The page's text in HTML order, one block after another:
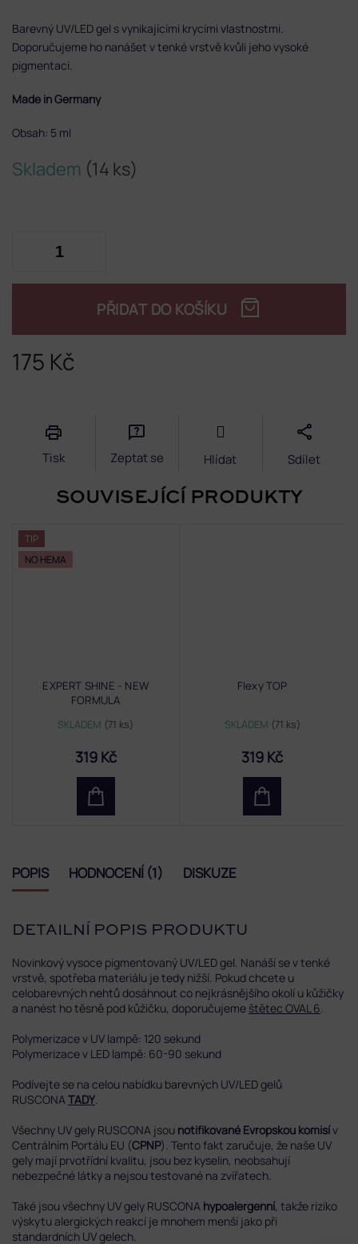
175 Kč
Skladem (14 ks)
PŘIDAT DO KOŠÍKU
Barevný UV/LED gel s vynikajícími krycími vlastnostmi.
Doporučujeme ho nanášet v tenké vrstvě kvůli jeho vysoké
pigmentaci.
Made in Germany
Obsah: 5 ml
Tisk Zeptat se Hlídat Sdílet
SOUVISEJÍCÍ PRODUKTY
TIP
NO HEMA
EXPERT SHINE - NEW
FORMULA
SKLADEM (71 ks)
319 Kč
Flexy TOP
SKLADEM (71 ks)
319 Kč
POPIS HODNOCENÍ (1) DISKUZE
DETAILNÍ POPIS PRODUKTU
Novinkový vysoce pigmentovaný UV/LED gel. Nanáší se v tenké
vrstvě, spotřeba materiálu je tedy nižší. Pokud chcete u
celobarevných nehtů dosáhnout co nejkrásnějšího okolí u kůžičky
a nanést ho těsně pod kůžičku, doporučujeme štětec OVAL 6.
Polymerizace v UV lampě: 120 sekund
Polymerizace v LED lampě: 60-90 sekund
Podívejte se na celou nabídku barevných UV/LED gelů
RUSCONATADY.
Všechny UV gely RUSCONA jsou notifikované Evropskou komisív
Centrálním Portálu EU (CPNP). Tento fakt zaručuje, že naše UV
gely mají prvotřídní kvalitu, jsou bez kyselin, neobsahují
nebezpečné látky a nejsou testované na zvířatech.
Také jsou všechny UV gely RUSCONA hypoalergenní, takže riziko
výskytu alergických reakcí je mnohem menší jako při
standardních UV gelech.